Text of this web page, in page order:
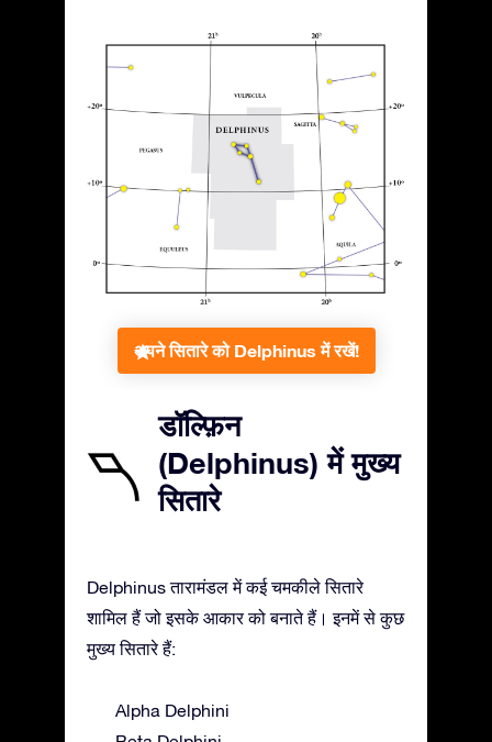
अपने सितारे को Delphinus में रखें!
डॉल्फ़िन
(Delphinus) में मुख्य
सितारे
Delphinus तारामंडल में कई चमकीले सितारे
शामिल हैं जो इसके आकार को बनाते हैं। इनमें से कुछ
मुख्य सितारे हैं:
Alpha Delphini